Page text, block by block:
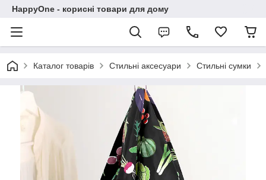
HappyOne - корисні товари для дому
Каталог товарів Стильні аксесуари Стильні сумки